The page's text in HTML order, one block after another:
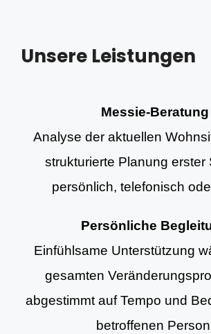
Unsere Leistungen
Messie-Beratung
Analyse der aktuellen
strukturierte Planung erster
persönlich, telefonisch
Persönliche
Einfühlsame Unterstützung
gesamten
abgestimmt auf Tempo und
betroffenen